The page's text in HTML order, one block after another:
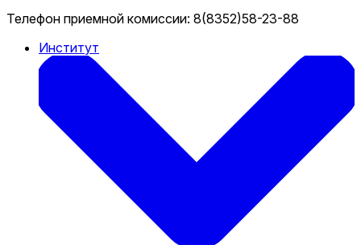
Телефон приемной комиссии: 8(8352)58-23-88
Институт